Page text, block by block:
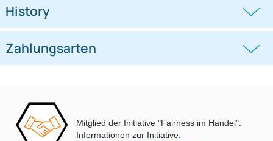
OEM-Soundsystem 24Pin/18Pin
((0))
59,95 €
((0))
Mitglied der Initiative "Fairness im Handel".
Informationen zur Initiative: